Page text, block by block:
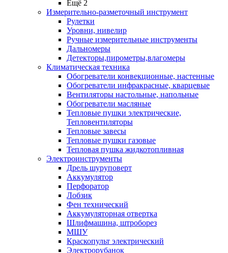
Ещё 2
Измерительно-разметочный инструмент
Рулетки
Уровни, нивелир
Ручные измерительные инструменты
Дальномеры
Детекторы,пирометры,влагомеры
Климатическая техника
Обогреватели конвекционные, настенные
Обогреватели инфракрасные, кварцевые
Вентиляторы настольные, напольные
Обогреватели масляные
Тепловые пушки электрические,
Тепловентиляторы
Тепловые завесы
Тепловые пушки газовые
Тепловая пушка жидкотопливная
Электроинструменты
Дрель шуруповерт
Аккумулятор
Перфоратор
Лобзик
Фен технический
Аккумуляторная отвертка
Шлифмашина, штроборез
МШУ
Краскопульт электрический
Электрорубанок